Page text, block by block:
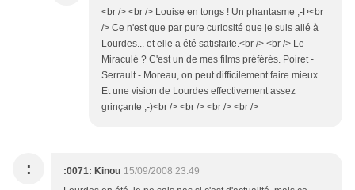
<br /> <br /> Louise en tongs ! Un phantasme ;-Þ<br
/> Ce n'est que par pure curiosité que je suis allé à
Lourdes... et elle a été satisfaite.<br /> <br /> Le
Miraculé ? C'est un de mes films préférés. Poiret -
Serrault - Moreau, on peut difficilement faire mieux.
Et une vision de Lourdes effectivement assez
grinçante ;-)<br /> <br /> <br /> <br />
: :0071: Kinou 15/09/2008 23:49